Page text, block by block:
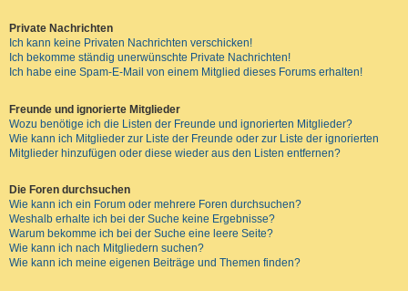
Private Nachrichten
Ich kann keine Privaten Nachrichten verschicken!
Ich bekomme ständig unerwünschte Private Nachrichten!
Ich habe eine Spam-E-Mail von einem Mitglied dieses Forums erhalten!
Freunde und ignorierte Mitglieder
Wozu benötige ich die Listen der Freunde und ignorierten Mitglieder?
Wie kann ich Mitglieder zur Liste der Freunde oder zur Liste der ignorierten
Mitglieder hinzufügen oder diese wieder aus den Listen entfernen?
Die Foren durchsuchen
Wie kann ich ein Forum oder mehrere Foren durchsuchen?
Weshalb erhalte ich bei der Suche keine Ergebnisse?
Warum bekomme ich bei der Suche eine leere Seite?
Wie kann ich nach Mitgliedern suchen?
Wie kann ich meine eigenen Beiträge und Themen finden?